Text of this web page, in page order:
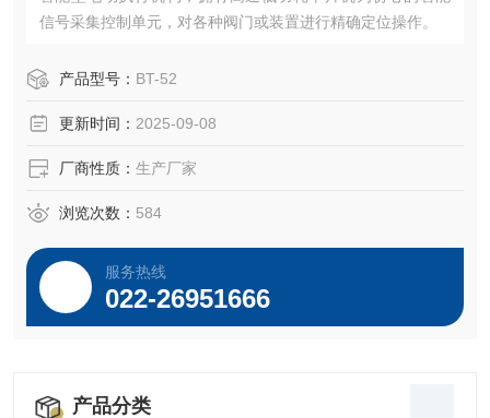
信号采集控制单元，对各种阀门或装置进行精确定位操作。
产品型号： BT-52
更新时间： 2025-09-08
厂商性质： 生产厂家
浏览次数： 584
服务热线
022-26951666
产品分类